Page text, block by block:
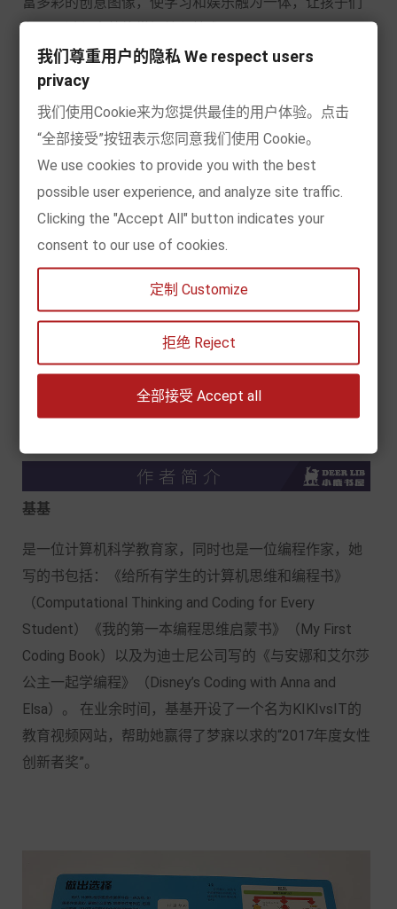
在玩耍过程中熟练掌握编程技术。
不需要用到电脑的离线编程书
用折叠页，翻翻，拉环，滑块等可动手操作的立体设计
增加了小朋友的互动。
编程的说明用拼图、迷宫和智力游戏的设计增加了学习
的乐趣，融娱乐与学习为一体。
以大量图形辅助，简明易懂，编程也可以很简单。
书的最后还专门总结了一张专业的编程英文词汇表，帮
助那些. 准备学习更高级编程软件的孩子，学习编程能用
基基
是一位计算机科学教育家，同时也是一位编程作家，她
写的书包括：《给所有学生的计算机思维和编程书》
（Computational Thinking and Coding for Every
Student）《我的第一本编程思维启蒙书》（My First
Coding Book）以及为迪士尼公司写的《与安娜和艾尔莎
公主一起学编程》（Disney’s Coding with Anna and
Elsa）。 在业余时间，基基开设了一个名为KIKIvsIT的
教育视频网站，帮助她赢得了梦寐以求的“2017年度女性
创新者奖”。
我们尊重用户的隐私 We respect users
privacy
我们使用Cookie来为您提供最佳的用户体验。点击
“全部接受”按钮表示您同意我们使用 Cookie。
We use cookies to provide you with the best
possible user experience, and analyze site traffic.
Clicking the "Accept All" button indicates your
consent to our use of cookies.
定制 Customize
拒绝 Reject
全部接受 Accept all